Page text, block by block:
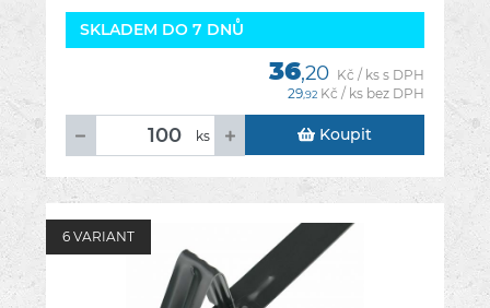
ze střechy. Díky správnému
SKLADEM DO 7 DNŮ
36,20 Kč / ks s DPH
29,92 Kč / ks bez DPH
ks Koupit
6 VARIANT